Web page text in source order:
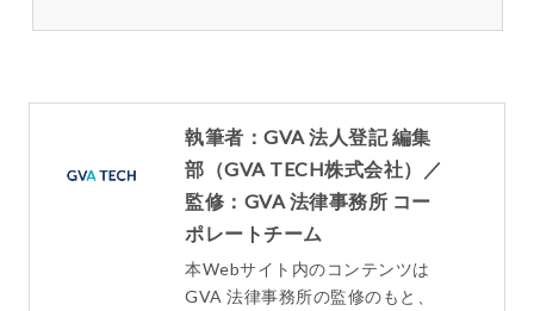
執筆者：GVA 法人登記 編集
部（GVA TECH株式会社）／
監修：GVA 法律事務所 コー
ポレートチーム
本Webサイト内のコンテンツは
GVA 法律事務所の監修のもと、